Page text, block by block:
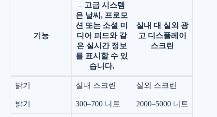
기능
– 고급 시스템
은 날씨, 프로모
션 또는 소셜 미
디어 피드와 같
은 실시간 정보
를 표시할 수 있
습니다.
실내 대 실외 광
고 디스플레이
스크린
밝기 실내 스크린 실외 스크린
밝기 300–700 니트 2000–5000 니트